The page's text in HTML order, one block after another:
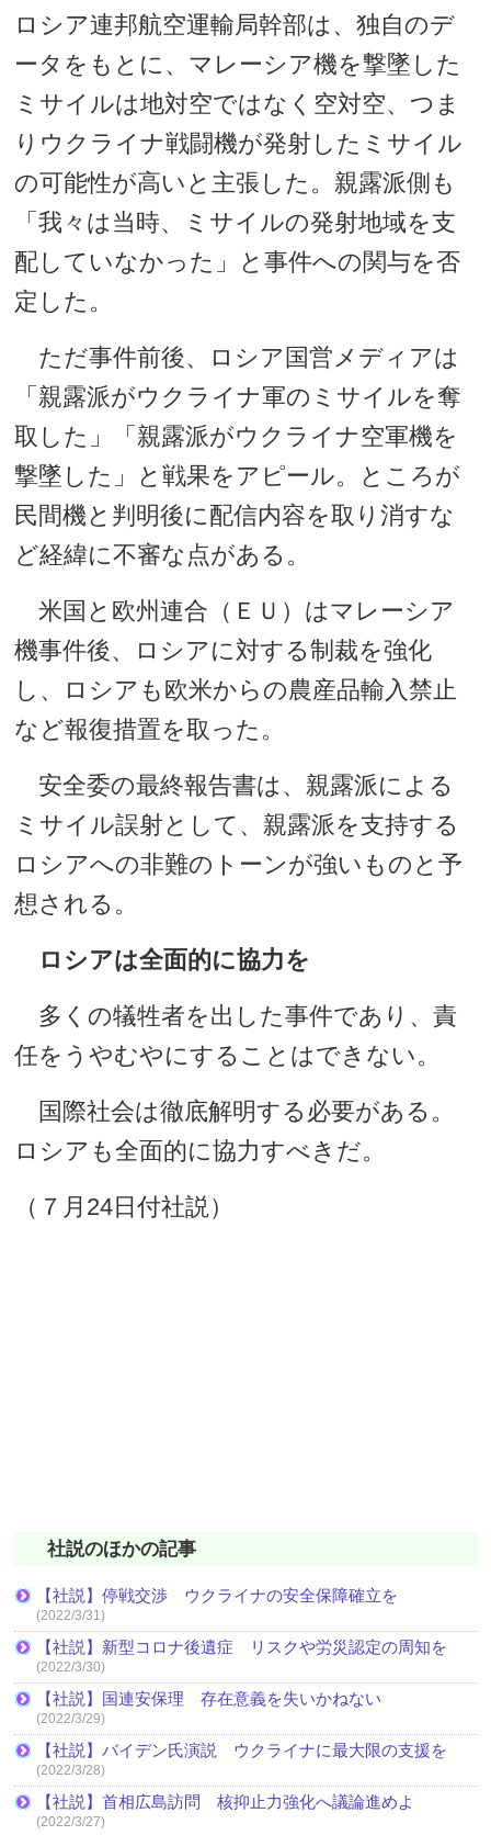
ロシア連邦航空運輸局幹部は、独自のデ
ータをもとに、マレーシア機を撃墜した
ミサイルは地対空ではなく空対空、つま
りウクライナ戦闘機が発射したミサイル
の可能性が高いと主張した。親露派側も
「我々は当時、ミサイルの発射地域を支
配していなかった」と事件への関与を否
定した。
ただ事件前後、ロシア国営メディアは
「親露派がウクライナ軍のミサイルを奪
取した」「親露派がウクライナ空軍機を
撃墜した」と戦果をアピール。ところが
民間機と判明後に配信内容を取り消すな
ど経緯に不審な点がある。
米国と欧州連合（ＥＵ）はマレーシア
機事件後、ロシアに対する制裁を強化
し、ロシアも欧米からの農産品輸入禁止
など報復措置を取った。
安全委の最終報告書は、親露派による
ミサイル誤射として、親露派を支持する
ロシアへの非難のトーンが強いものと予
想される。
ロシアは全面的に協力を
多くの犠牲者を出した事件であり、責
任をうやむやにすることはできない。
国際社会は徹底解明する必要がある。
ロシアも全面的に協力すべきだ。
（７月24日付社説）
社説のほかの記事
【社説】停戦交渉 ウクライナの安全保障確立を
(2022/3/31)
【社説】新型コロナ後遺症 リスクや労災認定の周知を
(2022/3/30)
【社説】国連安保理 存在意義を失いかねない
(2022/3/29)
【社説】バイデン氏演説 ウクライナに最大限の支援を
(2022/3/28)
【社説】首相広島訪問 核抑止力強化へ議論進めよ
(2022/3/27)